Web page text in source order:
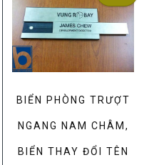
BIỂN PHÒNG TRƯỢT
NGANG NAM CHÂM,
BIỂN THAY ĐỔI TÊN